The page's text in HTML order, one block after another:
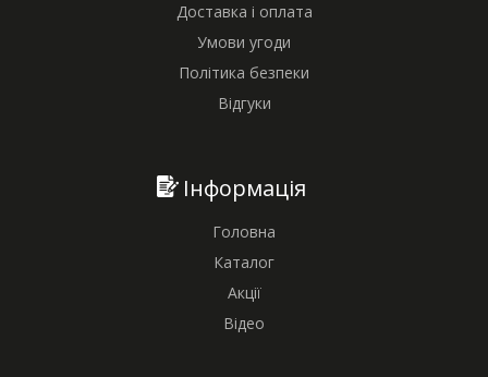
Доставка і оплата
Умови угоди
Політика безпеки
Відгуки
Інформація
Головна
Каталог
Акції
Відео